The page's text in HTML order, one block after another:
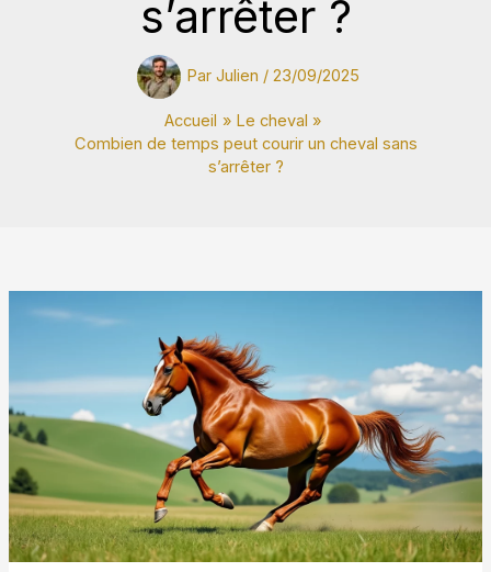
s’arrêter ?
Par Julien / 23/09/2025
Accueil
Le cheval
Combien de temps peut courir un cheval sans
s’arrêter ?